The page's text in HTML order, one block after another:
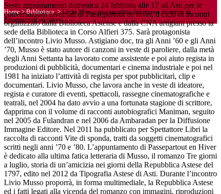
Home>Biblioteca >Livio Musso protagonista del nuovo incontro di
Passepartout en hiver
Sesto appuntamento domenica 24 febbraio alle 17 ad Asti per le
conversazioni invernali di Passepartout en hiver, il ciclo di incontri
organizzato dalla Biblioteca Astense e dalla CNA artigiani presso la
sede della Biblioteca in Corso Alfieri 375. Sarà protagonista
dell’incontro Livio Musso. Astigiano doc, tra gli Anni ’60 e gli Anni
’70, Musso è stato autore di canzoni in veste di paroliere, dalla metà
degli Anni Settanta ha lavorato come assistente e poi aiuto regista in
produzioni di pubblicità, documentari e cinema industriale e poi nel
1981 ha iniziato l’attività di regista per spot pubblicitari, clip e
documentari. Livio Musso, che lavora anche in veste di ideatore,
regista e curatore di eventi, spettacoli, rassegne cinematografiche e
teatrali, nel 2004 ha dato avvio a una fortunata stagione di scrittore,
dapprima con il volume di racconti autobiografici Maniman, seguito
nel 2005 da Fulandran e nel 2006 da Ambaradan per la Diffusione
Immagine Editore. Nel 2011 ha pubblicato per Spettattore Libri la
raccolta di racconti Vite di sponda, tratti da soggetti cinematografici
scritti negli anni ’70 e ’80. L’appuntamento di Passepartout en Hiver
è dedicato alla ultima fatica letteraria di Musso, il romanzo Tre giorni
a luglio, storia di un’amicizia nei giorni della Repubblica Astese del
1797, edito nel 2012 da Tipografia Astese di Asti. Durante l’incontro
Livio Musso proporrà, in forma multimediale, la Repubblica Astese
ed i fatti legati alla vicenda del romanzo con immagini, riproduzioni